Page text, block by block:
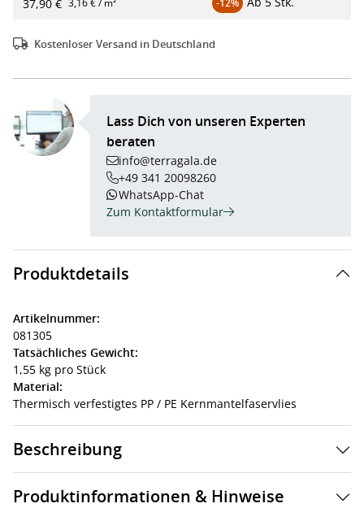
37,90 € 3,16 € / m² -12%
Kostenloser Versand in Deutschland
Lass Dich von unseren Experten
beraten
info@terragala.de
+49 341 20098260
WhatsApp-Chat
Zum Kontaktformular
Produktdetails
Artikelnummer:
081305
Tatsächliches Gewicht:
1,55 kg pro Stück
Material:
Thermisch verfestigtes PP / PE Kernmantelfaservlies
Beschreibung
Produktinformationen & Hinweise